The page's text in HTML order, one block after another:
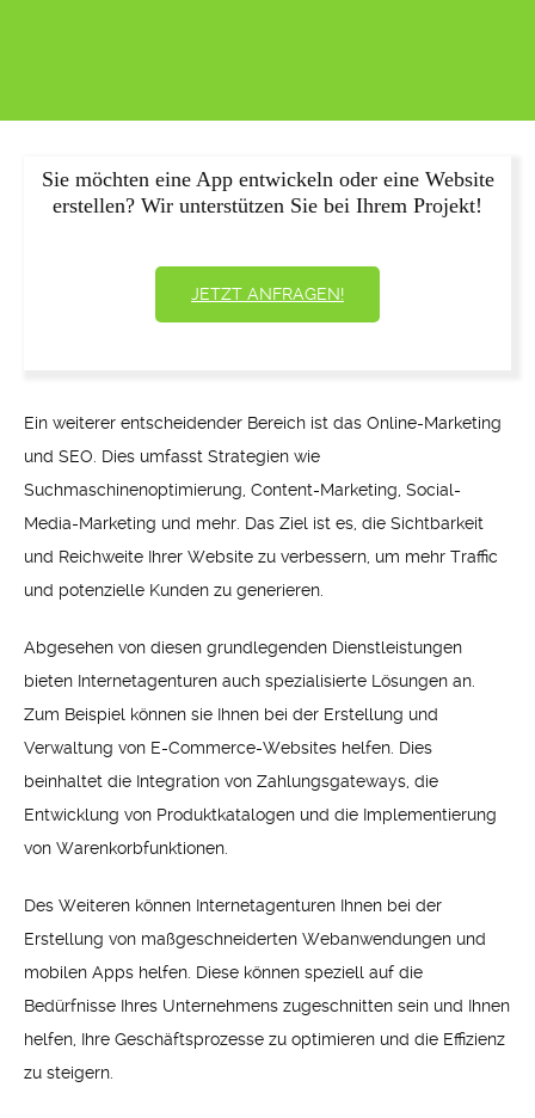
Sie möchten eine App entwickeln oder eine Website
erstellen? Wir unterstützen Sie bei Ihrem Projekt!
JETZT ANFRAGEN!
Ein weiterer entscheidender Bereich ist das Online-Marketing
und SEO. Dies umfasst Strategien wie
Suchmaschinenoptimierung, Content-Marketing, Social-
Media-Marketing und mehr. Das Ziel ist es, die Sichtbarkeit
und Reichweite Ihrer Website zu verbessern, um mehr Traffic
und potenzielle Kunden zu generieren.
Abgesehen von diesen grundlegenden Dienstleistungen
bieten Internetagenturen auch spezialisierte Lösungen an.
Zum Beispiel können sie Ihnen bei der Erstellung und
Verwaltung von E-Commerce-Websites helfen. Dies
beinhaltet die Integration von Zahlungsgateways, die
Entwicklung von Produktkatalogen und die Implementierung
von Warenkorbfunktionen.
Des Weiteren können Internetagenturen Ihnen bei der
Erstellung von maßgeschneiderten Webanwendungen und
mobilen Apps helfen. Diese können speziell auf die
Bedürfnisse Ihres Unternehmens zugeschnitten sein und Ihnen
helfen, Ihre Geschäftsprozesse zu optimieren und die Effizienz
zu steigern.